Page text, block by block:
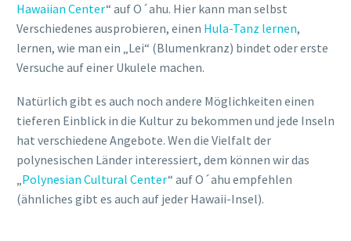
Hawaiian Center“ auf O´ahu. Hier kann man selbst
Verschiedenes ausprobieren, einen Hula-Tanz lernen,
lernen, wie man ein „Lei“ (Blumenkranz) bindet oder erste
Versuche auf einer Ukulele machen.
Natürlich gibt es auch noch andere Möglichkeiten einen
tieferen Einblick in die Kultur zu bekommen und jede Inseln
hat verschiedene Angebote. Wen die Vielfalt der
polynesischen Länder interessiert, dem können wir das
Polynesian Cultural Center“ auf O´ahu empfehlen
(ähnliches gibt es auch auf jeder Hawaii-Insel).